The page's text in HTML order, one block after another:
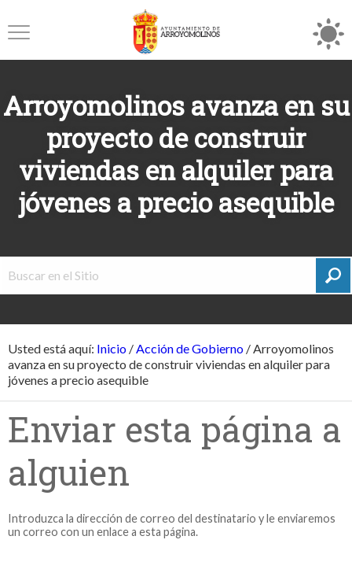
Arroyomolinos avanza en su
proyecto de construir
viviendas en alquiler para
jóvenes a precio asequible
Usted está aquí: Inicio /Acción de Gobierno /Arroyomolinos
avanza en su proyecto de construir viviendas en alquiler para
jóvenes a precio asequible
Enviar esta página a
alguien
Introduzca la dirección de correo del destinatario y le enviaremos
un correo con un enlace a esta página.